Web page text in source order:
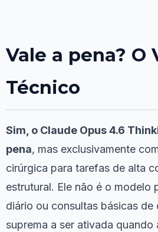
Vale a pena? O
Técnico
Sim, o Claude Opus 4.6
pena, mas exclusivamente
cirúrgica para tarefas de alta
estrutural. Ele não é o modelo
diário ou consultas básicas de
suprema a ser ativada quando